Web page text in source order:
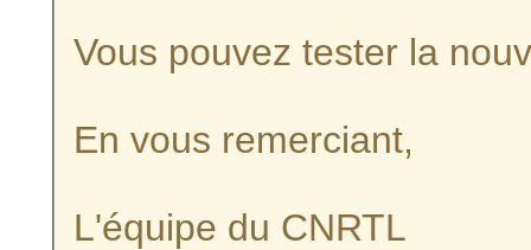
Vous pouvez tester la
En vous remerciant,
L'équipe du CNRTL